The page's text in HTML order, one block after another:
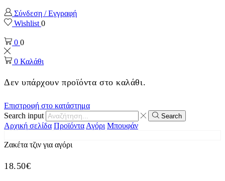
Σύνδεση / Εγγραφή
Wishlist 0
0 0
0 Καλάθι
Δεν υπάρχουν προϊόντα στο καλάθι.
Επιστροφή στο κατάστημα
Search input
Search
Αρχική σελίδα ΠροϊόνταΑγόρι Μπουφάν
Ζακέτα τζιν για αγόρι
18.50€